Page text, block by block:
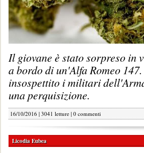
Il giovane è stato sorpreso in
a bordo di un'Alfa Romeo
insospettito i militari
una perquisizione.
16/10/2016 | 3041 letture | 0 commenti
Licodia Eubea